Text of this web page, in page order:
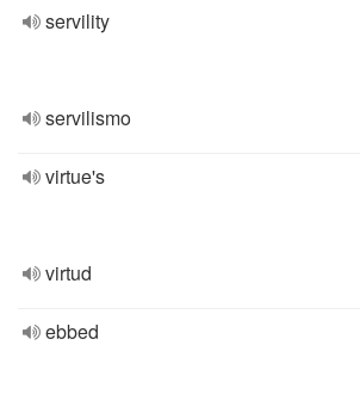
servility
servilismo
virtue's
virtud
ebbed